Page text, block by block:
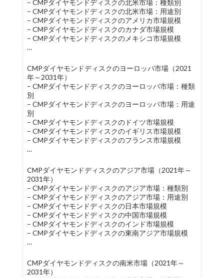
– CMPダイヤモンドディスクの北米市場：種類別
– CMPダイヤモンドディスクの北米市場：用途別
– CMPダイヤモンドディスクのアメリカ市場規模
– CMPダイヤモンドディスクのカナダ市場規模
– CMPダイヤモンドディスクのメキシコ市場規模
…
CMPダイヤモンドディスクのヨーロッパ市場（2021
年～2031年）
– CMPダイヤモンドディスクのヨーロッパ市場：種類
別
– CMPダイヤモンドディスクのヨーロッパ市場：用途
別
– CMPダイヤモンドディスクのドイツ市場規模
– CMPダイヤモンドディスクのイギリス市場規模
– CMPダイヤモンドディスクのフランス市場規模
…
CMPダイヤモンドディスクのアジア市場（2021年～
2031年）
– CMPダイヤモンドディスクのアジア市場：種類別
– CMPダイヤモンドディスクのアジア市場：用途別
– CMPダイヤモンドディスクの日本市場規模
– CMPダイヤモンドディスクの中国市場規模
– CMPダイヤモンドディスクのインド市場規模
– CMPダイヤモンドディスクの東南アジア市場規模
…
CMPダイヤモンドディスクの南米市場（2021年～
2031年）